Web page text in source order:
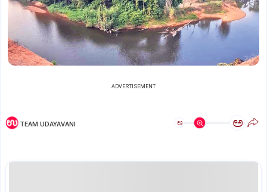
ADVERTISEMENT
TEAM UDAYAVANI ಅ ಅ